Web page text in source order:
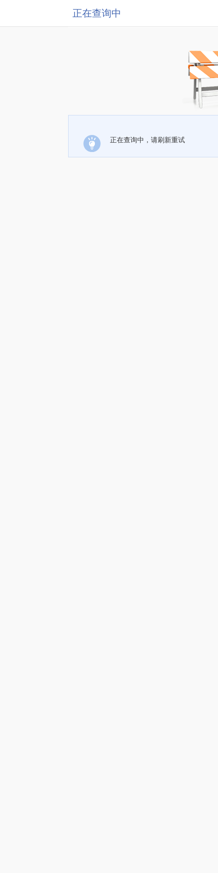
正在查询中
正在查询中，请刷新重试